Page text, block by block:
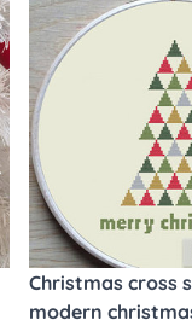
Christmas cross
modern